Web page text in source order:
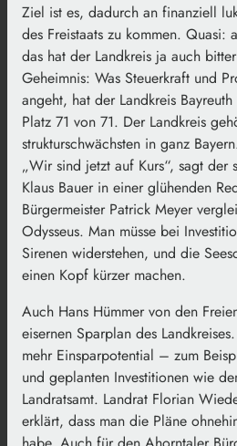
Ziel ist es, dadurch an finanziell
des Freistaats zu kommen. Quasi:
das hat der Landkreis ja auch
Geheimnis: Was Steuerkraft und
angeht, hat der Landkreis
Platz 71 von 71. Der Landkreis
strukturschwächsten in ganz
„Wir sind jetzt auf Kurs“, sagt der
Klaus Bauer in einer glühenden
Bürgermeister Patrick Meyer
Odysseus. Man müsse bei
Sirenen widerstehen, und die
einen Kopf kürzer machen.
Auch Hans Hümmer von den
eisernen Sparplan des
mehr Einsparpotential – zum
und geplanten Investitionen wie
Landratsamt. Landrat Florian
erklärt, dass man die Pläne